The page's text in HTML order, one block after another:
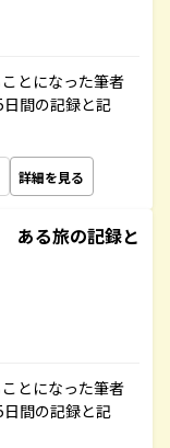
とになった筆者
間の記録と記
詳細を見る
ある旅の記録と
とになった筆者
間の記録と記